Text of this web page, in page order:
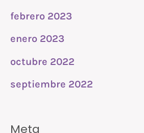
febrero 2023
enero 2023
octubre 2022
septiembre 2022
Meta